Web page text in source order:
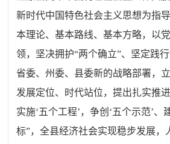
新时代中国特色社会主义思想为指
本理论、基本路线、基本方略，以
领，坚决拥护“两个确立”、坚定践
省委、州委、县委新的战略部署，
发展定位、时代站位，提出扎实推进
实施‘五个工程’，争创‘五个示范’、
标”，全县经济社会实现稳步发展，